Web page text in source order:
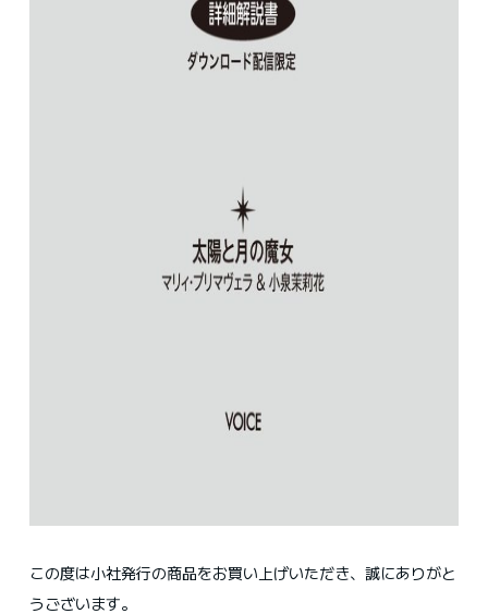
この度は小社発行の商品をお買い上げいただき、誠にありがと
うございます。